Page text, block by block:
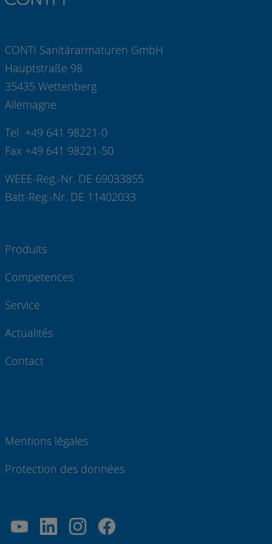
CONTI Sanitärarmaturen GmbH
Hauptstraße 98
35435 Wettenberg
Allemagne
Tel +49 641 98221-0
Fax +49 641 98221-50
WEEE-Reg.-Nr. DE 69033855
Batt-Reg.-Nr. DE 11402033
Produits
Competences
Service
Actualités
Contact
Mentions légales
Protection des données